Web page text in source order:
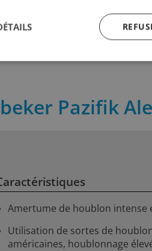
75 cl
Pazifik Ale
Amertume de houblon intense
Utilisation de sortes de
américaines, houblonnage